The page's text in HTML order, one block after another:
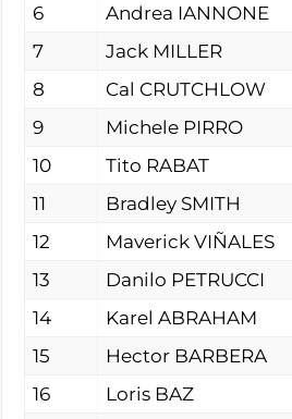
6
Andrea IANNONE
7
Jack MILLER
8
Cal CRUTCHLOW
9
Michele PIRRO
10
Tito RABAT
11
Bradley SMITH
12
Maverick VIÑALES
13
Danilo PETRUCCI
14
Karel ABRAHAM
15
Hector BARBERA
16
Loris BAZ